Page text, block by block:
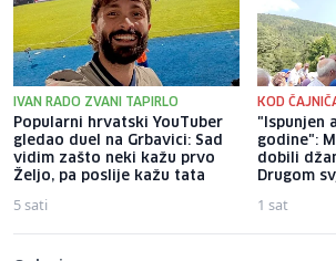
IVAN RADO ZVANI TAPIRLO
Popularni hrvatski YouTuber
gledao duel na Grbavici: Sad
vidim zašto neki kažu prvo
Željo, pa poslije kažu tata
5 sati
KOD
"Ispunjen
godine":
dobili
Drugom
1 sat